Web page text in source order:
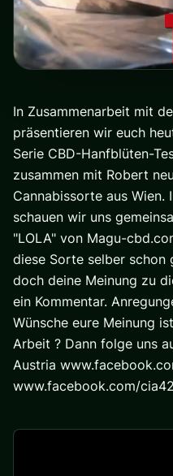
In Zusammenarbeit mit
präsentieren wir euch
Serie CBD-Hanfblüten-
zusammen mit Robert
Cannabissorte aus Wien.
schauen wir uns
"LOLA" von Magu-
diese Sorte selber schon
doch deine Meinung zu
ein Kommentar.
Wünsche eure Meinung
Arbeit ? Dann folge uns
Austria
www.facebook.com/